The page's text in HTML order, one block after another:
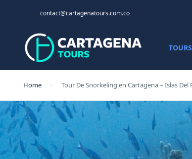
contact@cartagenatours.com.co
TOURS
Home Tour De Snorkeling en Cartagena – Islas Del